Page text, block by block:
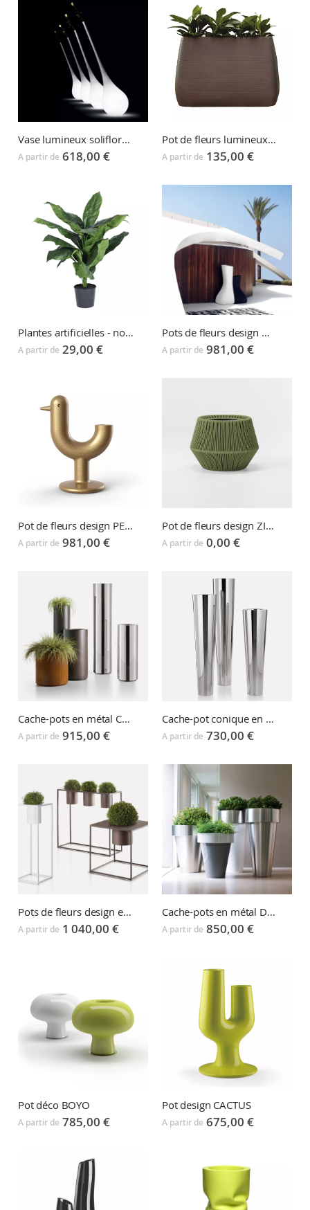
Vase lumineux soliflore AMPOULE XL
A partir de 618,00 €
Pot de fleurs lumineux PANDORA
A partir de 135,00 €
Plantes artificielles - nombreux modèles disponibles
A partir de 29,00 €
Pots de fleurs design MOMA MELLIZAS
A partir de 981,00 €
Pot de fleurs design PEACOCK
A partir de 981,00 €
Pot de fleurs design ZIGZAG
A partir de 0,00 €
Cache-pots en métal COHIBA
A partir de 915,00 €
Cache-pot conique en métal NARNYA
A partir de 730,00 €
Pots de fleurs design en métal RIVIERA
A partir de 1 040,00 €
Cache-pots en métal DELTA & OMEGA
A partir de 850,00 €
Pot déco BOYO
A partir de 785,00 €
Pot design CACTUS
A partir de 675,00 €